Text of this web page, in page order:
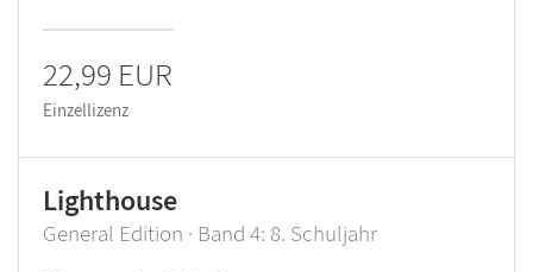
22,99 EUR
Einzellizenz
Lighthouse
General Edition · Band 4: 8. Schuljahr